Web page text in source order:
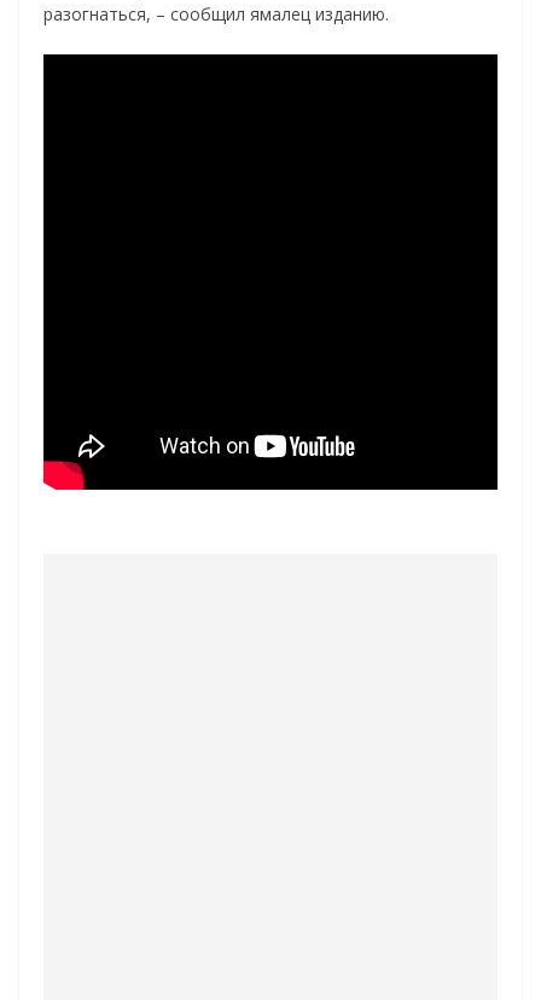
разогнаться, – сообщил ямалец изданию.